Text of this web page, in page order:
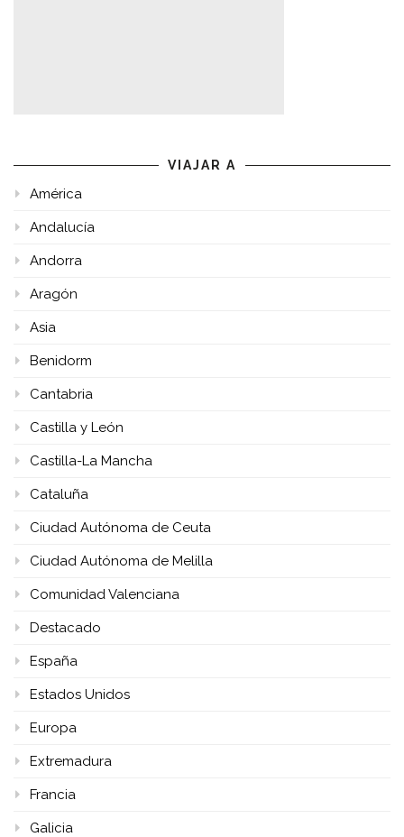
VIAJAR A
América
Andalucía
Andorra
Aragón
Asia
Benidorm
Cantabria
Castilla y León
Castilla-La Mancha
Cataluña
Ciudad Autónoma de Ceuta
Ciudad Autónoma de Melilla
Comunidad Valenciana
Destacado
España
Estados Unidos
Europa
Extremadura
Francia
Galicia